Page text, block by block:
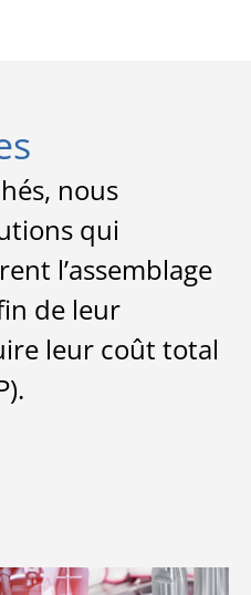
nous
qui
l’assemblage
de leur
leur coût total